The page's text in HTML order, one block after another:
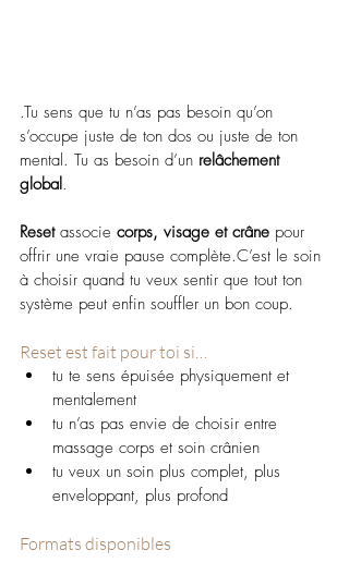
.Tu sens que tu n’as pas besoin qu’on
s’occupe juste de ton dos ou juste de ton
mental. Tu as besoin d’un relâchement
global.
Reset associe corps, visage et crâne pour
offrir une vraie pause complète.C’est le soin
à choisir quand tu veux sentir que tout ton
système peut enfin souffler un bon coup.
Reset est fait pour toi si…
tu te sens épuisée physiquement et
mentalement
tu n’as pas envie de choisir entre
massage corps et soin crânien
tu veux un soin plus complet, plus
enveloppant, plus profond
Formats disponibles